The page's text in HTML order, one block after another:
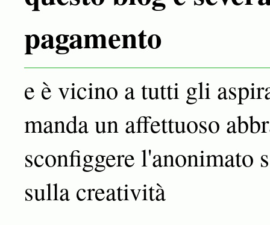
pagamento
e è vicino a tutti gli
manda un affettuoso
sconfiggere l'anonimato
sulla creatività